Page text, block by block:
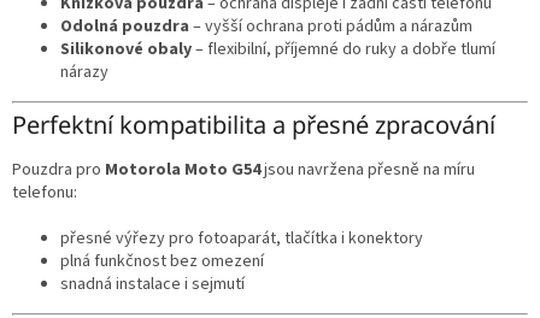
Odolná pouzdra – vyšší ochrana proti pádům a nárazům
Silikonové obaly– flexibilní, příjemné do ruky a dobře tlumí
nárazy
Perfektní kompatibilita a přesné zpracování
Pouzdra pro Motorola Moto G54jsou navržena přesně na míru
telefonu:
přesné výřezy pro fotoaparát, tlačítka i konektory
plná funkčnost bez omezení
snadná instalace i sejmutí